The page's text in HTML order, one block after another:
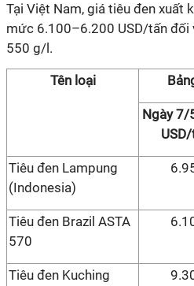
Tại Việt Nam, giá tiêu đen xuất
mức 6.100–6.200 USD/tấn đối
550 g/l.
Tên loại
Ngày 7/
Tiêu đen Lampung
(Indonesia)
Tiêu đen Brazil ASTA
570
Tiêu đen Kuching